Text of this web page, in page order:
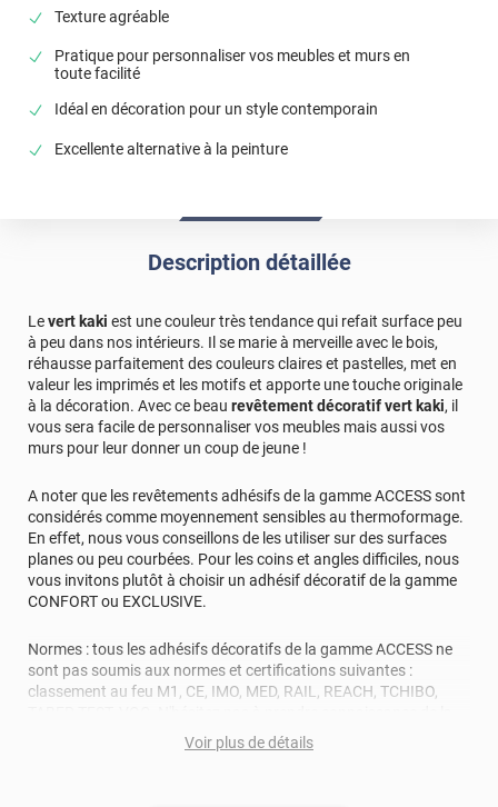
Texture agréable
Pratique pour personnaliser vos meubles et murs en
toute facilité
Idéal en décoration pour un style contemporain
Excellente alternative à la peinture
Description détaillée
Levert kaki est une couleur très tendance qui refait surface peu
à peu dans nos intérieurs. Il se marie à merveille avec le bois,
réhausse parfaitement des couleurs claires et pastelles, met en
valeur les imprimés et les motifs et apporte une touche originale
à la décoration. Avec ce beau revêtement décoratif vert kaki, il
vous sera facile de personnaliser vos meubles mais aussi vos
murs pour leur donner un coup de jeune !
A noter que les revêtements adhésifs de la gamme ACCESS sont
considérés comme moyennement sensibles au thermoformage.
En effet, nous vous conseillons de les utiliser sur des surfaces
planes ou peu courbées. Pour les coins et angles difficiles, nous
vous invitons plutôt à choisir un adhésif décoratif de la gamme
CONFORT ou EXCLUSIVE.
Normes : tous les adhésifs décoratifs de la gamme ACCESS ne
sont pas soumis aux normes et certifications suivantes :
classement au feu M1, CE, IMO, MED, RAIL, REACH, TCHIBO,
fiche technique ou à contacter nos conseillers pour toutes
questions au sujet des normes de ces revêtements adhésifs.
Voir plus de détails